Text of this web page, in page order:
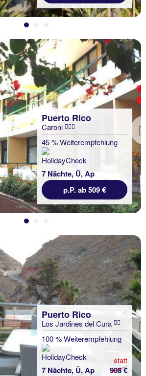
Puerto Rico
Caroni
45 % Weiterempfehlung
7 Nächte, Ü, Ap
p.P. ab 509 €
Puerto Rico
Los Jardines del Cura
100 % Weiterempfehlung
7 Nächte, Ü, Ap
statt
908 €